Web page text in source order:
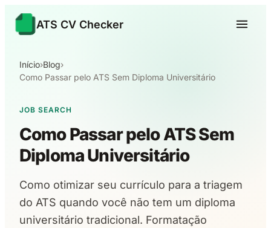
ATS CV Checker
Início›Blog›
Como Passar pelo ATS Sem Diploma Universitário
JOB SEARCH
Como Passar pelo ATS Sem
Diploma Universitário
Como otimizar seu currículo para a triagem
do ATS quando você não tem um diploma
universitário tradicional. Formatação